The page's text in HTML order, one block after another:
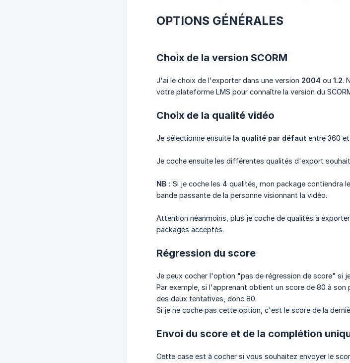
OPTIONS GÉNÉRALES
Choix de la version SCORM
J'ai le choix de l'exporter dans une version 2004 ou 1.2.
votre plateforme LMS pour connaître la version du
Choix de la qualité vidéo
Je sélectionne ensuite la qualité par défaut entre 360 et
Je coche ensuite les différentes qualités d'export
NB : Si je coche les 4 qualités, mon package contiendra
bande passante de la personne visionnant la vidéo.
Attention néanmoins, plus je coche de qualités à
packages acceptés.
Régression du score
Je peux cocher l'option "pas de régression de score" si
Par exemple, si l'apprenant obtient un score de 80 à son
des deux tentatives, donc 80.
Si je ne coche pas cette option, c'est le score de la
Envoi du score et de la complétion
Cette case est à cocher si vous souhaitez envoyer le